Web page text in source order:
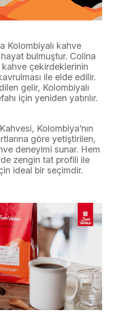
Kolombiyalı kahve
bulmuştur. Colina
çekirdeklerinin
ile elde edilir.
gelir, Kolombiyalı
için yeniden yatırılır.
Kolombiya’nın
göre yetiştirilen,
deneyimi sunar. Hem
de zengin tat profili ile
ideal bir seçimdir.